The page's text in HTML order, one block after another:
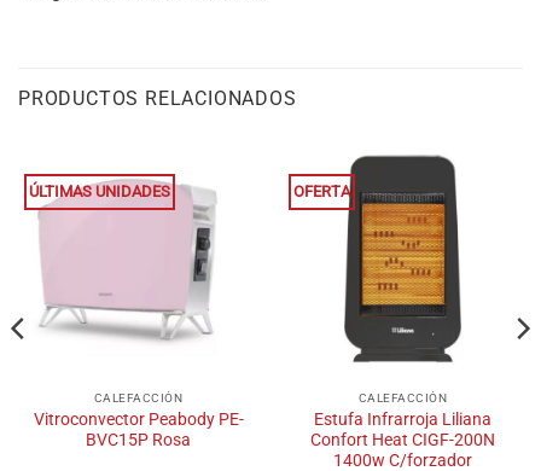
PRODUCTOS RELACIONADOS
ÚLTIMAS UNIDADES
CALEFACCIÓN
Vitroconvector Peabody PE-
BVC15P Rosa
OFERTA
CALEFACCIÓN
Estufa Infrarroja Liliana
Confort Heat CIGF-200N
1400w C/forzador